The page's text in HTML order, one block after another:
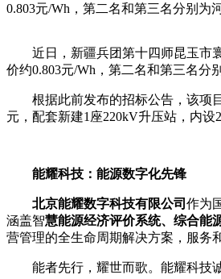
0.803元/Wh，第二名和第三名分别为
近日，新疆兵团第十四师昆玉市
价约0.803元/Wh，第二名和第三名分
根据此前发布的招标公告，该项
元，配套新建1座220kV升压站，内设
能耀科技：能源数字化先锋
北京能耀数字科技有限公司 作为
涵盖智慧能源经济评价系统、综合能
营管理的全生命周期解决方案，服务
能者先行，耀世而歌。能耀科技